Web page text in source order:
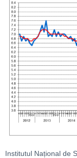
Institutul Național de